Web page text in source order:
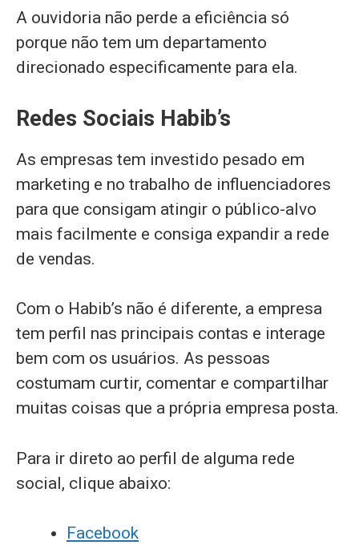
A ouvidoria não perde a eficiência só
porque não tem um departamento
direcionado especificamente para ela.
Redes Sociais Habib’s
As empresas tem investido pesado em
marketing e no trabalho de influenciadores
para que consigam atingir o público-alvo
mais facilmente e consiga expandir a rede
de vendas.
Com o Habib’s não é diferente, a empresa
tem perfil nas principais contas e interage
bem com os usuários. As pessoas
costumam curtir, comentar e compartilhar
muitas coisas que a própria empresa posta.
Para ir direto ao perfil de alguma rede
social, clique abaixo:
Facebook